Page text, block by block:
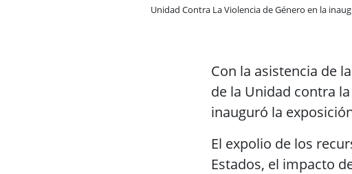
Unidad Contra La Violencia de Género en la
Con la asistencia de
de la Unidad contra
inauguró la
El expolio de los
Estados, el impacto